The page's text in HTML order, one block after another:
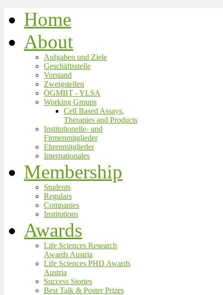
Home
About
Aufgaben und Ziele
Geschäftsstelle
Vorstand
Zweigstellen
ÖGMBT - YLSA
Working Groups
Cell Based Assays,
Therapies and Products
Institutionelle- und
Firmenmitglieder
Ehrenmitglieder
Internationales
Membership
Students
Regulars
Companies
Institutions
Awards
Life Sciences Research
Awards Austria
Life Sciences PHD Awards
Austria
Success Stories
Best Talk & Poster Prizes